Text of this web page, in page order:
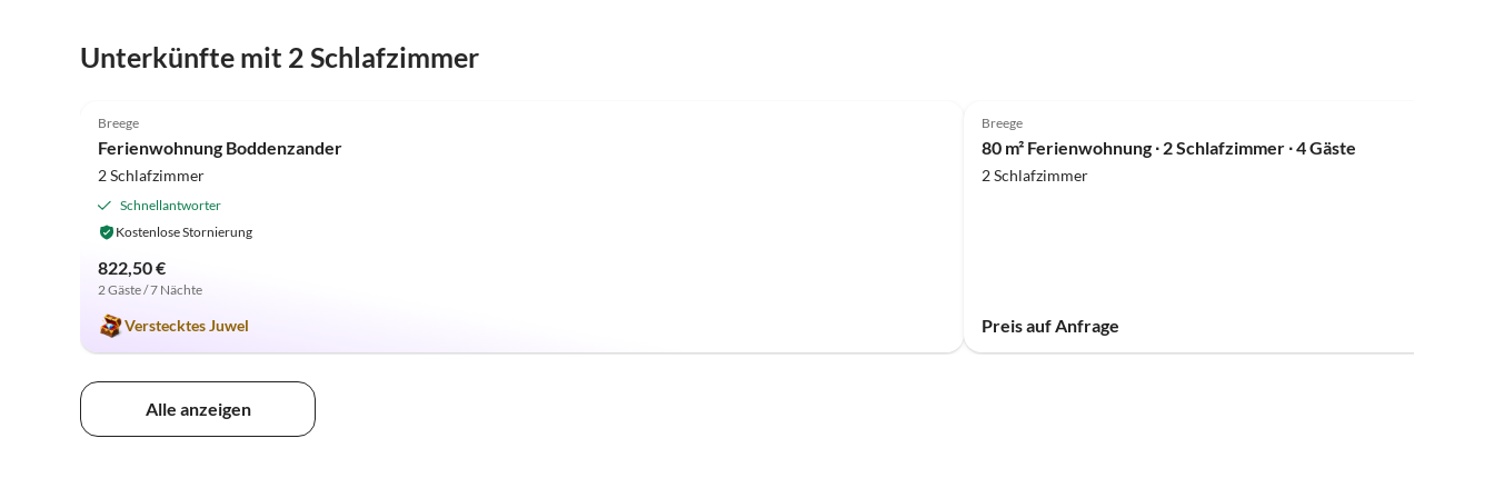
Unterkünfte mit 2 Schlafzimmer
Breege
Ferienwohnung Boddenzander
2 Schlafzimmer
Schnellantworter
Kostenlose Stornierung
822,50 €
2 Gäste / 7 Nächte
Verstecktes Juwel
Breege
80 m² Ferienwohnung ∙ 2 Schlafzimmer ∙ 4 Gäste
2 Schlafzimmer
Preis auf Anfrage
Alle anzeigen